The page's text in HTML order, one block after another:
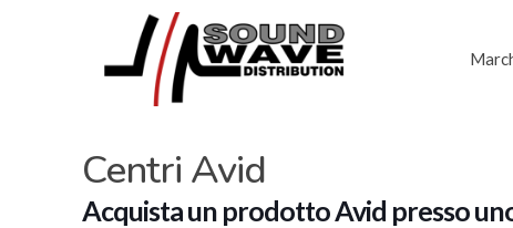
Centri Avid
Acquista un prodotto Avid presso